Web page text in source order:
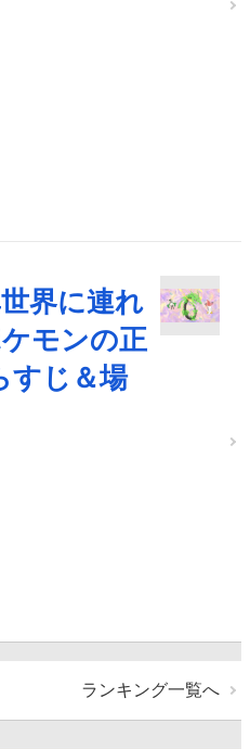
界に連れ
モンの正
じ＆場
ランキング一覧へ